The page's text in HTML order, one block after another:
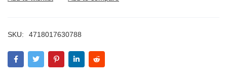
SKU: 4718017630788